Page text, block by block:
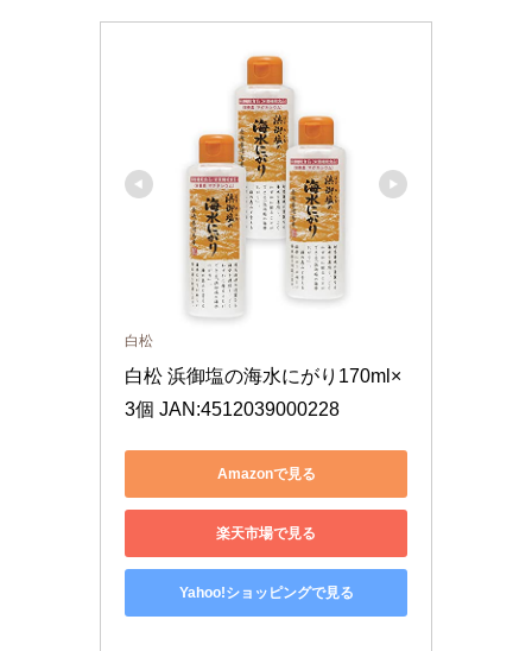
白松
白松 浜御塩の海水にがり170ml×
3個 JAN:4512039000228
Amazonで見る
楽天市場で見る
Yahoo!ショッピングで見る